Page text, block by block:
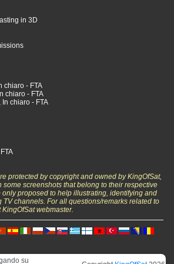
in 3D
chiaro - FTA
chiaro - FTA
chiaro - FTA
protected by copyright and owned by KingOfSat,
some screenshots that belong to their respective
only proposed to help illustrating, identifying and
channels. For all questions/remarks related to
webmaster.
su